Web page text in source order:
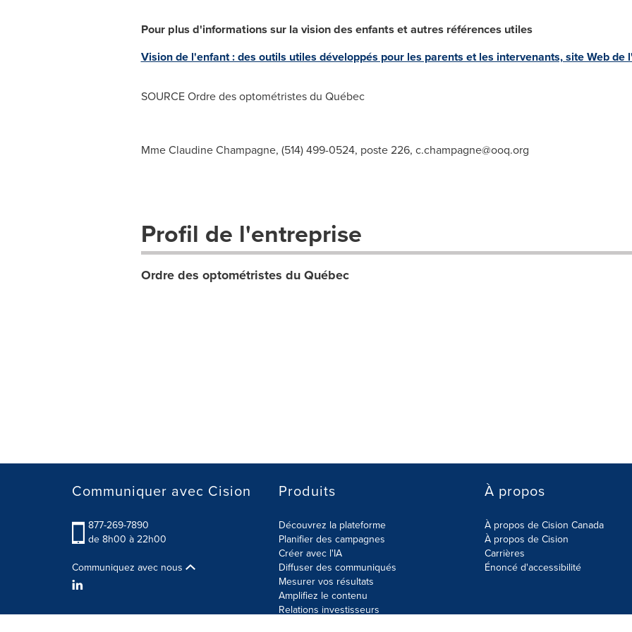
Pour plus d'informations sur la vision des enfants et autres références utiles
Vision de l'enfant : des outils utiles développés pour les parents et les intervenants, site Web de
SOURCE Ordre des optométristes du Québec
Mme Claudine Champagne, (514) 499-0524, poste 226, c.champagne@ooq.org
Profil de l'entreprise
Ordre des optométristes du Québec
Communiquer avec Cision
877-269-7890
de 8h00 à 22h00
Communiquez avec nous
Produits
Découvrez la plateforme
Planifier des campagnes
Créer avec l'IA
Diffuser des communiqués
Mesurer vos résultats
Amplifiez le contenu
Relations investisseurs
À propos
À propos de Cision Canada
À propos de Cision
Carrières
Énoncé d'accessibilité